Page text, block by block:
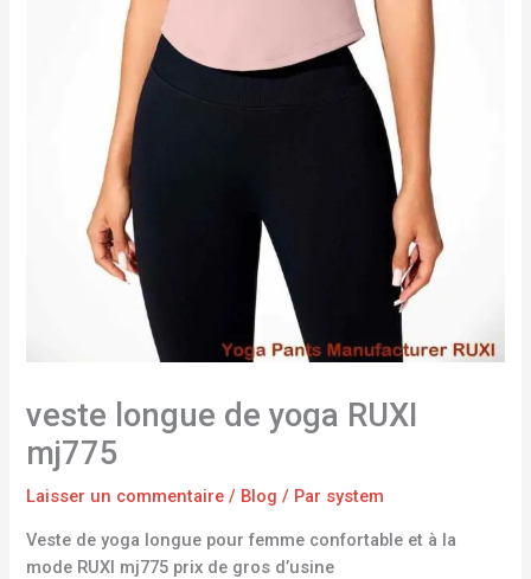
veste longue de yoga RUXI
mj775
Laisser un commentaire / Blog / Par system
Veste de yoga longue pour femme confortable et à la
mode RUXI mj775 prix de gros d’usine